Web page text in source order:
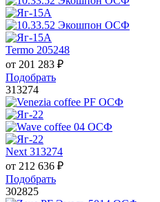
Termo 205248
от 201 283 ₽
Подобрать
313274
Next 313274
от 212 636 ₽
Подобрать
302825